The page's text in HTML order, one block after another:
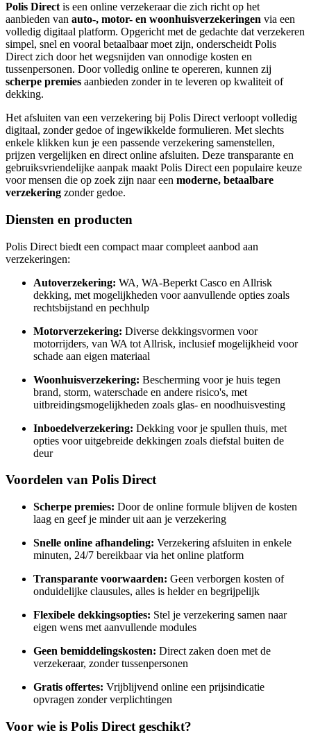
Polis Direct is een online verzekeraar die zich richt op het
aanbieden van auto-, motor- en woonhuisverzekeringen via een
volledig digitaal platform. Opgericht met de gedachte dat verzekeren
simpel, snel en vooral betaalbaar moet zijn, onderscheidt Polis
Direct zich door het wegsnijden van onnodige kosten en
tussenpersonen. Door volledig online te opereren, kunnen zij
scherpe premies aanbieden zonder in te leveren op kwaliteit of
dekking.
Het afsluiten van een verzekering bij Polis Direct verloopt volledig
digitaal, zonder gedoe of ingewikkelde formulieren. Met slechts
enkele klikken kun je een passende verzekering samenstellen,
prijzen vergelijken en direct online afsluiten. Deze transparante en
gebruiksvriendelijke aanpak maakt Polis Direct een populaire keuze
voor mensen die op zoek zijn naar een moderne, betaalbare
verzekering zonder gedoe.
Diensten en producten
Polis Direct biedt een compact maar compleet aanbod aan
verzekeringen:
Autoverzekering: WA, WA-Beperkt Casco en Allrisk
dekking, met mogelijkheden voor aanvullende opties zoals
rechtsbijstand en pechhulp
Motorverzekering: Diverse dekkingsvormen voor
motorrijders, van WA tot Allrisk, inclusief mogelijkheid voor
schade aan eigen materiaal
Woonhuisverzekering: Bescherming voor je huis tegen
brand, storm, waterschade en andere risico's, met
uitbreidingsmogelijkheden zoals glas- en noodhuisvesting
Inboedelverzekering: Dekking voor je spullen thuis, met
opties voor uitgebreide dekkingen zoals diefstal buiten de
deur
Voordelen van Polis Direct
Scherpe premies: Door de online formule blijven de kosten
laag en geef je minder uit aan je verzekering
Snelle online afhandeling: Verzekering afsluiten in enkele
minuten, 24/7 bereikbaar via het online platform
Transparante voorwaarden: Geen verborgen kosten of
onduidelijke clausules, alles is helder en begrijpelijk
Flexibele dekkingsopties: Stel je verzekering samen naar
eigen wens met aanvullende modules
Geen bemiddelingskosten: Direct zaken doen met de
verzekeraar, zonder tussenpersonen
Gratis offertes: Vrijblijvend online een prijsindicatie
opvragen zonder verplichtingen
Voor wie is Polis Direct geschikt?